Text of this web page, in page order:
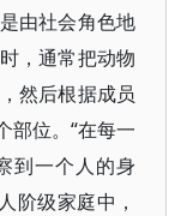
由社会角色地
，通常把动物
然后根据成员
部位。“在每一
到一个人的身
阶级家庭中，